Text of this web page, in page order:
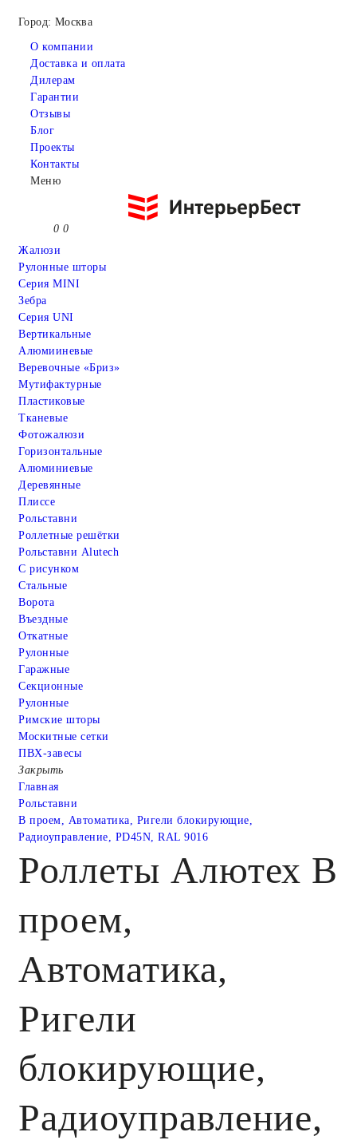
Город: Москва
О компании
Доставка и оплата
Дилерам
Гарантии
Отзывы
Блог
Проекты
Контакты
Меню
0 0
Жалюзи
Рулонные шторы
Серия MINI
Зебра
Серия UNI
Вертикальные
Алюмииневые
Веревочные «Бриз»
Мутифактурные
Пластиковые
Тканевые
Фотожалюзи
Горизонтальные
Алюминиевые
Деревянные
Плиссе
Рольставни
Роллетные решётки
Рольставни Alutech
С рисунком
Стальные
Ворота
Въездные
Откатные
Рулонные
Гаражные
Cекционные
Рулонные
Римские шторы
Москитные сетки
ПВХ-завесы
Закрыть
Главная
Рольставни
В проем, Автоматика, Ригели блокирующие,
Радиоуправление, PD45N, RAL 9016
Роллеты Алютех В
проем,
Автоматика,
Ригели
блокирующие,
Радиоуправление,